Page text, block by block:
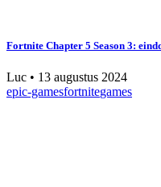
Fortnite Chapter 5 Season 3:
Luc • 13 augustus 2024
epic-gamesfortnitegames